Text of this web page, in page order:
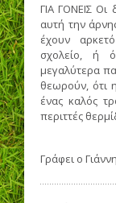
ΓΙΑ ΓΟΝΕΙΣ Οι
αυτή την
έχουν
σχολείο, ή
μεγαλύτερα
θεωρούν, ότι
ένας καλός
περιττές
Γράφει ο